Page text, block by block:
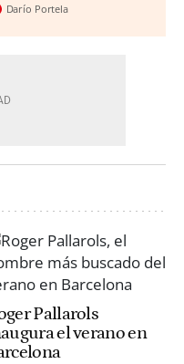
Darío Portela
Pallarols
el verano en